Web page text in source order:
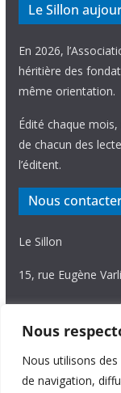
Nous
Nous utilisons
de navigation,
Le Sillon
En 2026,
héritière des
même orientation.
Édité chaque
de chacun des
l’éditent.
Nous
Le Sillon
15, rue Eugène
87036 Limoges
Tél. 05 55 06 14 15
Nous écrire